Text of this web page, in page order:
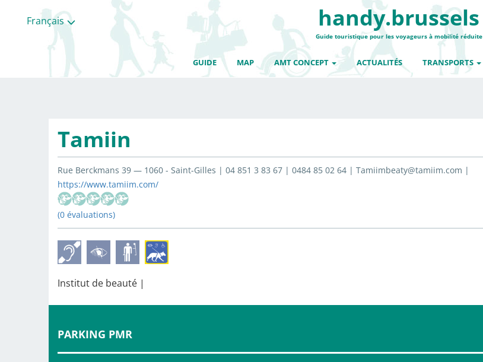
Français handy.brussels
Guide touristique pour les voyageurs à mobilité réduite
GUIDE MAP AMT CONCEPT ACTUALITÉS TRANSPORTS
Tamiin
Rue Berckmans 39 — 1060 - Saint-Gilles | 04 851 3 83 67 | 0484 85 02 64 | Tamiimbeaty@tamiim.com |
https://www.tamiim.com/
(0 évaluations)
Institut de beauté |
PARKING PMR
categories